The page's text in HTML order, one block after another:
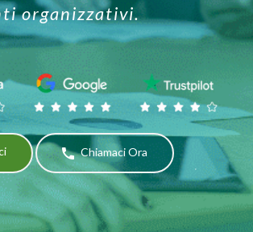
organizzativi.
Chiamaci Ora